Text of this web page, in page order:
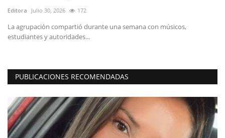
Editora Julio 30, 2026 172
La agrupación compartió durante una semana con músicos,
estudiantes y autoridades...
PUBLICACIONES RECOMENDADAS